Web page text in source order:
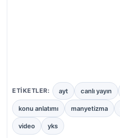
ETIKETLER: ayt canlı yayın
konu anlatımı manyetizma
video yks